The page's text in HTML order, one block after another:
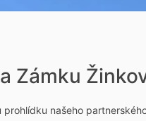
Zámku
našeho